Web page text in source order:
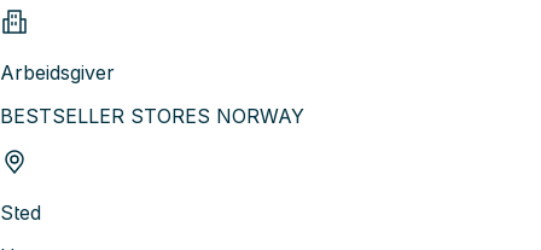
Arbeidsgiver
BESTSELLER STORES NORWAY
Sted